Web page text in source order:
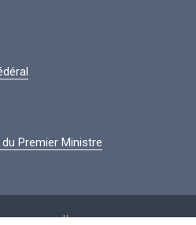
Premier Ministre
personnelles